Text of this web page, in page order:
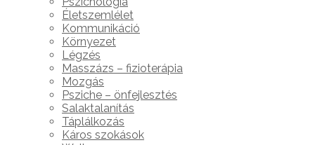
Életszemlélet
Kommunikáció
Környezet
Légzés
Masszázs – fizioterápia
Mozgás
Psziche – önfejlesztés
Salaktalanítás
Táplálkozás
Káros szokások